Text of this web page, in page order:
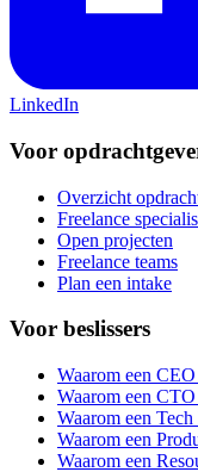
LinkedIn
Voor
Overzicht
Freelance
Open projecten
Freelance teams
Plan een intake
Voor beslissers
Waarom een
Waarom een
Waarom een
Waarom een
Waarom een